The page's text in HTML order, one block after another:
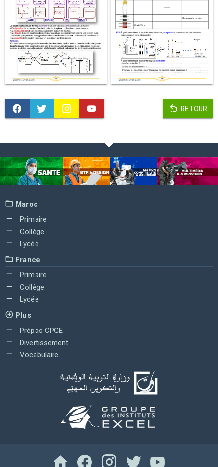
RETOUR
Maroc
Primaire
Collège
Lycée
France
Primaire
Collège
Lycée
Plus
Prépas CPGE
Divertissement
Vocabulaire